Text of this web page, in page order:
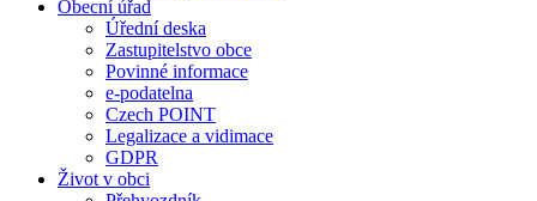
Obecní úřad
Úřední deska
Zastupitelstvo obce
Povinné informace
e-podatelna
Czech POINT
Legalizace a vidimace
GDPR
Život v obci